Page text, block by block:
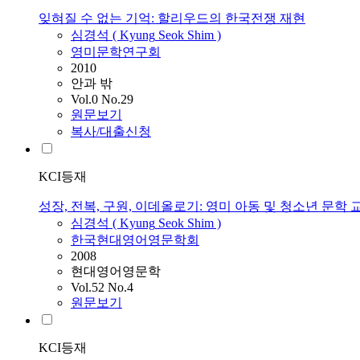
잊혀질 수 없는 기억: 할리우드의 한국전쟁 재현
심경석 ( Kyung Seok Shim )
영미문학연구회
2010
안과 밖
Vol.0 No.29
원문보기
복사/대출신청
KCI등재
성장, 전복, 구원, 이데올로기: 영미 아동 및 청소년 문학
심경석 ( Kyung Seok Shim )
한국현대영어영문학회
2008
현대영어영문학
Vol.52 No.4
원문보기
KCI등재